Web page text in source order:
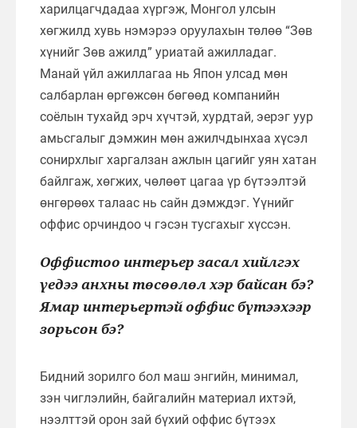
харилцагчдадаа хүргэж, Монгол улсын
хөгжилд хувь нэмэрээ оруулахын төлөө “Зөв
хүнийг Зөв ажилд” уриатай ажилладаг.
Манай үйл ажиллагаа нь Япон улсад мөн
салбарлан өргөжсөн бөгөөд компанийн
соёлын тухайд эрч хүчтэй, хурдтай, эерэг уур
амьсгалыг дэмжин мөн ажилчдынхаа хүсэл
сонирхлыг харгалзан ажлын цагийг уян хатан
байлгаж, хөгжих, чөлөөт цагаа үр бүтээлтэй
өнгөрөөх талаас нь сайн дэмждэг. Үүнийг
оффис орчиндоо ч гэсэн тусгахыг хүссэн.
Оффистоо интерьер засал хийлгэх
үедээ анхны төсөөлөл хэр байсан бэ?
Ямар интерьертэй оффис бүтээхээр
зорьсон бэ?
Бидний зорилго бол маш энгийн, минимал,
зэн чиглэлийн, байгалийн материал ихтэй,
нээлттэй орон зай бүхий оффис бүтээх